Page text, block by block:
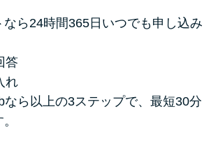
なら24時間365日いつでも申し込み
答
れ
なら以上の3ステップで、最短30分